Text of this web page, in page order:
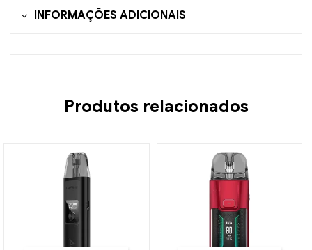
INFORMAÇÕES ADICIONAIS
Produtos relacionados